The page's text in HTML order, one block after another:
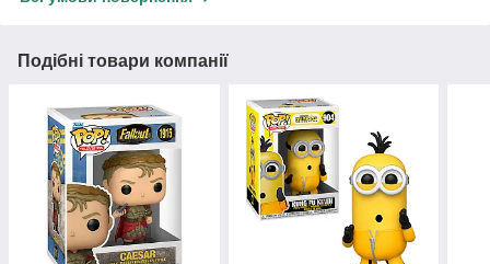
Подібні товари компанії